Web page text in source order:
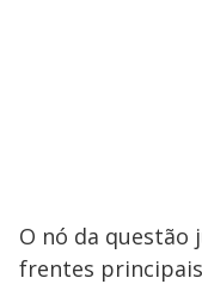
O nó da questão
frentes